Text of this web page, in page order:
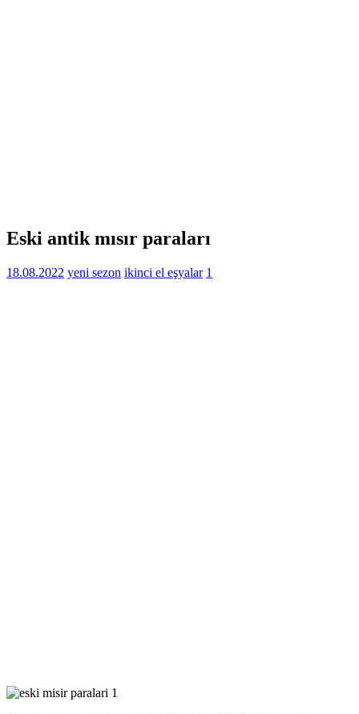
Eski antik mısır paraları
18.08.2022 yeni sezon ikinci el eşyalar 1